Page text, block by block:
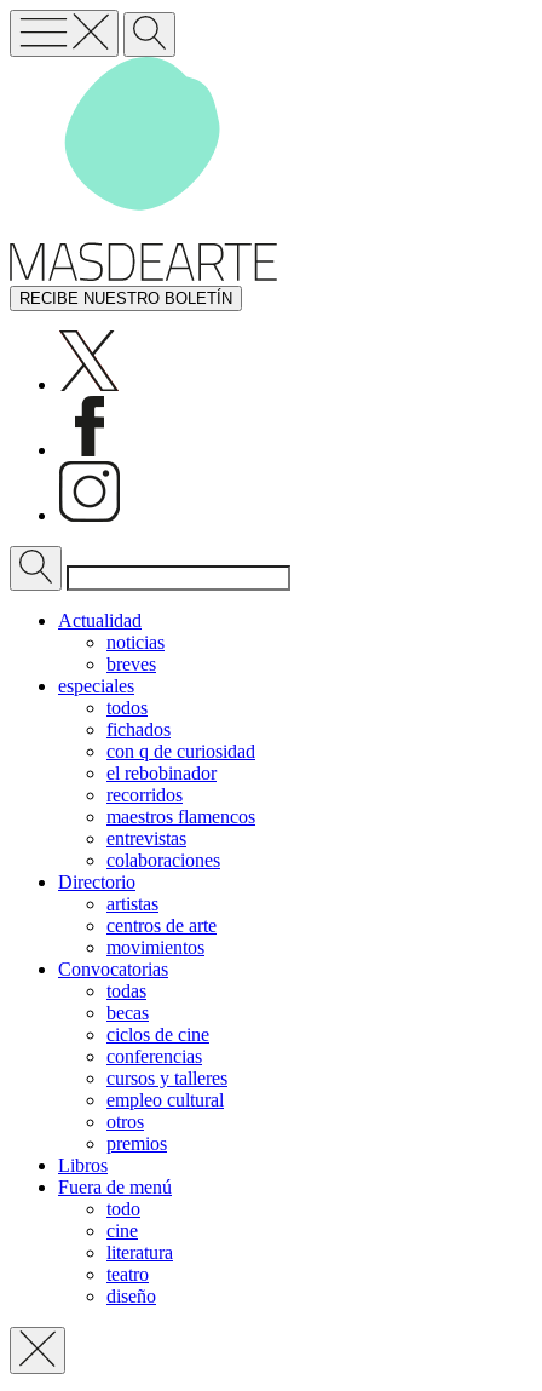
RECIBE NUESTRO BOLETÍN
Actualidad
noticias
breves
especiales
todos
fichados
con q de curiosidad
el rebobinador
recorridos
maestros flamencos
entrevistas
colaboraciones
Directorio
artistas
centros de arte
movimientos
Convocatorias
todas
becas
ciclos de cine
conferencias
cursos y talleres
empleo cultural
otros
premios
Libros
Fuera de menú
todo
cine
literatura
teatro
diseño